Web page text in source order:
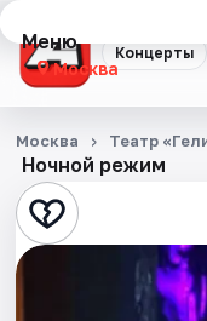
Концерты
Меню
Москва
Концерты
Театр
Стендап
Ночной режим
Москва Театр